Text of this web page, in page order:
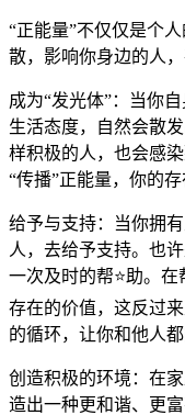
“正能量”不仅仅是个
散，影响你身边的人，
成为“发光体”：当你
生活态度，自然会散
样积极的人，也会感
“传播”正能量，你的
给予与支持：当你拥
人，去给予支持。也
一次及时的帮⭐助。
存在的价值，这反过
的循环，让你和他人都
创造积极的环境：在
造出一种更和谐、更